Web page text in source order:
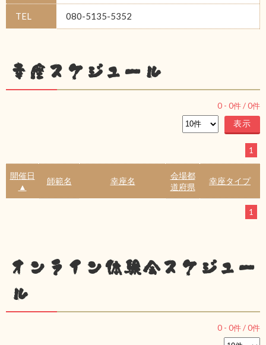
TEL 080-5135-5352
幸座スケジュール
0 - 0件 /0件
1
開催日
▲
師範名 幸座名
会場都
道府県
幸座タイプ
1
オンライン体験会スケジュー
ル
0 - 0件 /0件